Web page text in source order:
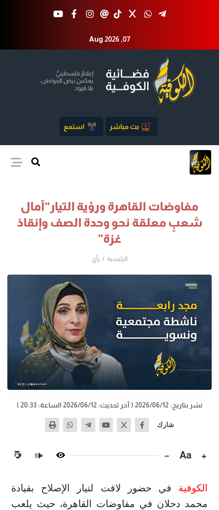
Aug 2026 ,07
بث مباشر استمع
مفاوضات القاهرة ورؤية التيار“آمال
شعبٍ معلقة نحو وحدة الصف وإنقاذ
غزة”
الرئيسية رأي
نشر بتاريخ: 2026/06/12 ( آخر تحديث: 2026/06/12 الساعة: 20:33 )
شارك
+
Aa
−
🔊
الكوفية في حضور لافت لتيار الإصلاح بقيادة
محمد دحلان في مفاوضات القاهرة، حيث يلعب